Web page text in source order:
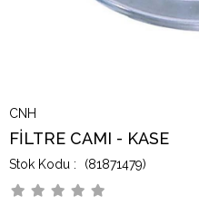
CNH
FİLTRE CAMI - KASE
(81871479)